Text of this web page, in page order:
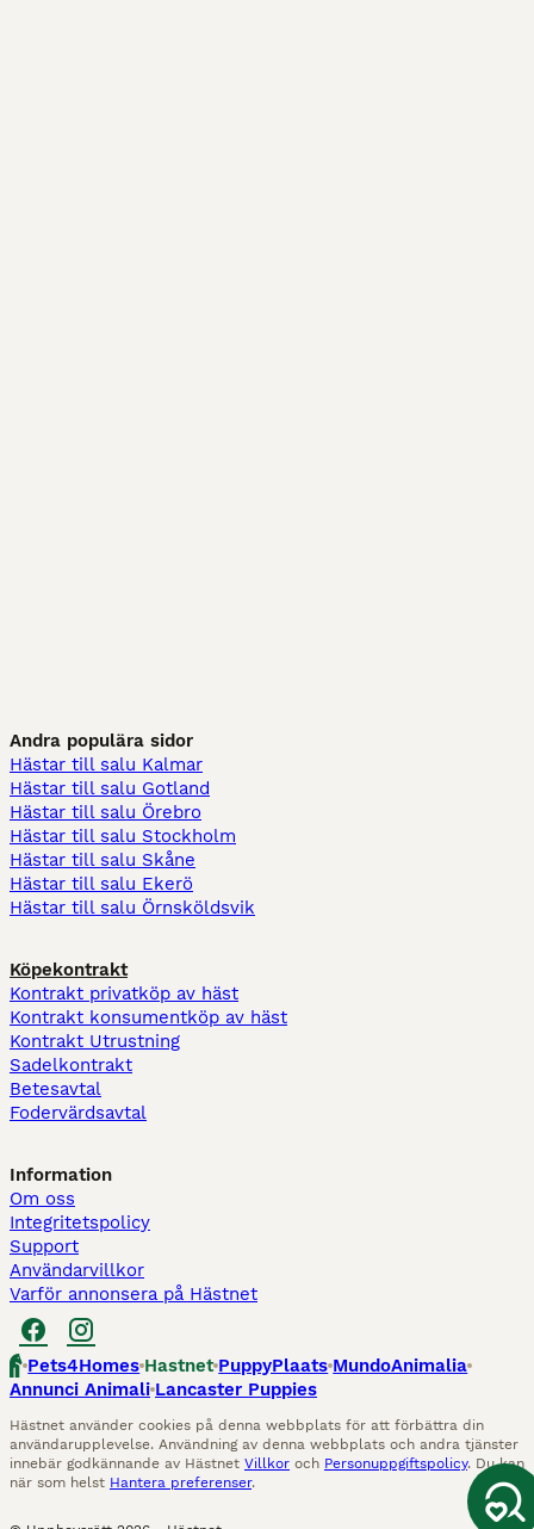
Andra populära sidor
Hästar till salu Kalmar
Hästar till salu Gotland
Hästar till salu Örebro
Hästar till salu Stockholm
Hästar till salu Skåne
Hästar till salu Ekerö
Hästar till salu Örnsköldsvik
Köpekontrakt
Kontrakt privatköp av häst
Kontrakt konsumentköp av häst
Kontrakt Utrustning
Sadelkontrakt
Betesavtal
Fodervärdsavtal
Information
Om oss
Integritetspolicy
Support
Användarvillkor
Varför annonsera på Hästnet
Pets4Homes Hastnet PuppyPlaats MundoAnimalia
Annunci Animali Lancaster Puppies
Hästnet använder cookies på denna webbplats för att förbättra din
användarupplevelse. Användning av denna webbplats och andra tjänster
innebär godkännande av Hästnet Villkor och Personuppgiftspolicy. Du kan
när som helst Hantera preferenser.